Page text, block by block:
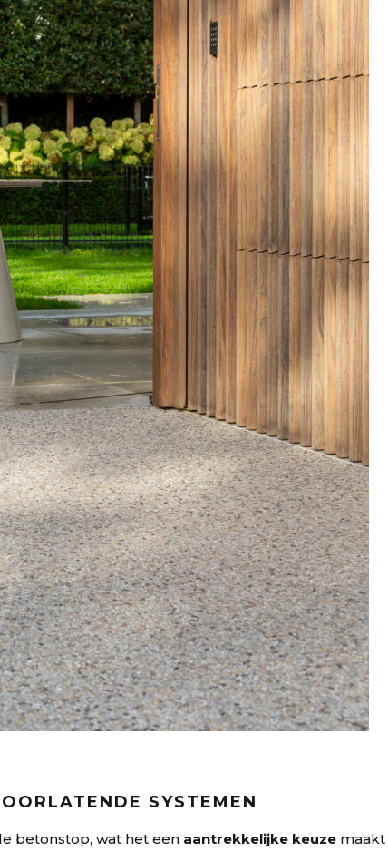
SYSTEMEN
betonstop, wat het een aantrekkelijke keuze